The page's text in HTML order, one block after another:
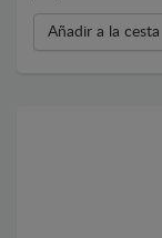
Añadir a la cesta